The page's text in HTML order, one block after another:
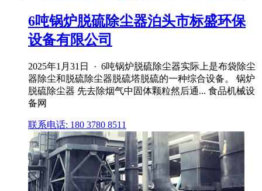
6吨锅炉脱硫除尘器泊头市标盛环保
设备有限公司
2025年1月31日 · 6吨锅炉脱硫除尘器实际上是布袋除尘
器除尘和脱硫除尘器脱硫塔脱硫的一种综合设备。 锅炉
脱硫除尘器 先去除烟气中固体颗粒然后通... 食品机械设
备网
联系电话: 180 3780 8511